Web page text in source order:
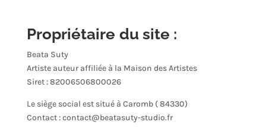
Propriétaire du site :
Beata Suty
Artiste auteur affiliée à la Maison des Artistes
Siret :82006506800026
Le siège social est situé à Caromb ( 84330)
Contact : contact@beatasuty-studio.fr